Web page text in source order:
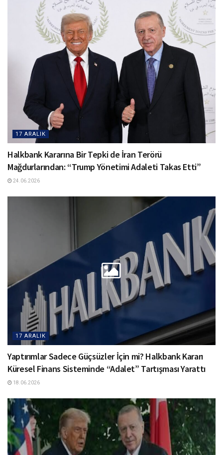
17 ARALIK
Halkbank Kararına Bir Tepki de İran Terörü
Mağdurlarından: “Trump Yönetimi Adaleti Takas Etti”
24.06.2026
17 ARALIK
Yaptırımlar Sadece Güçsüzler İçin mi? Halkbank Kararı
Küresel Finans Sisteminde “Adalet” Tartışması Yarattı
18.06.2026